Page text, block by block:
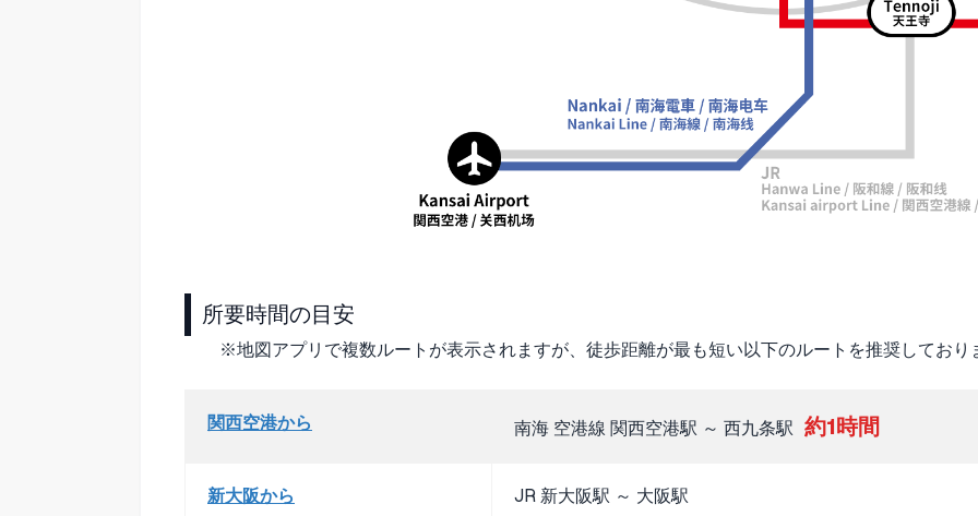
所要時間の目安
※地図アプリで複数ルートが表示されますが、徒歩距離が最も短い以下のルートを推奨しており
関西空港から 南海 空港線 関西空港駅 ～ 西九条駅 約1時間
新大阪から
JR 新大阪駅 ～ 大阪駅